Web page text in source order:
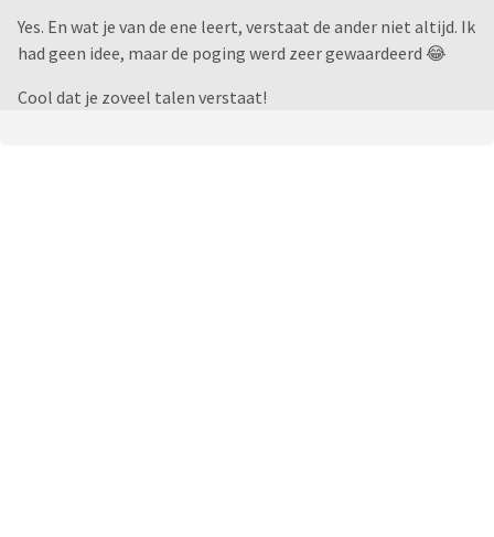
Yes. En wat je van de ene leert, verstaat de ander niet altijd. Ik
had geen idee, maar de poging werd zeer gewaardeerd 😂
Cool dat je zoveel talen verstaat!